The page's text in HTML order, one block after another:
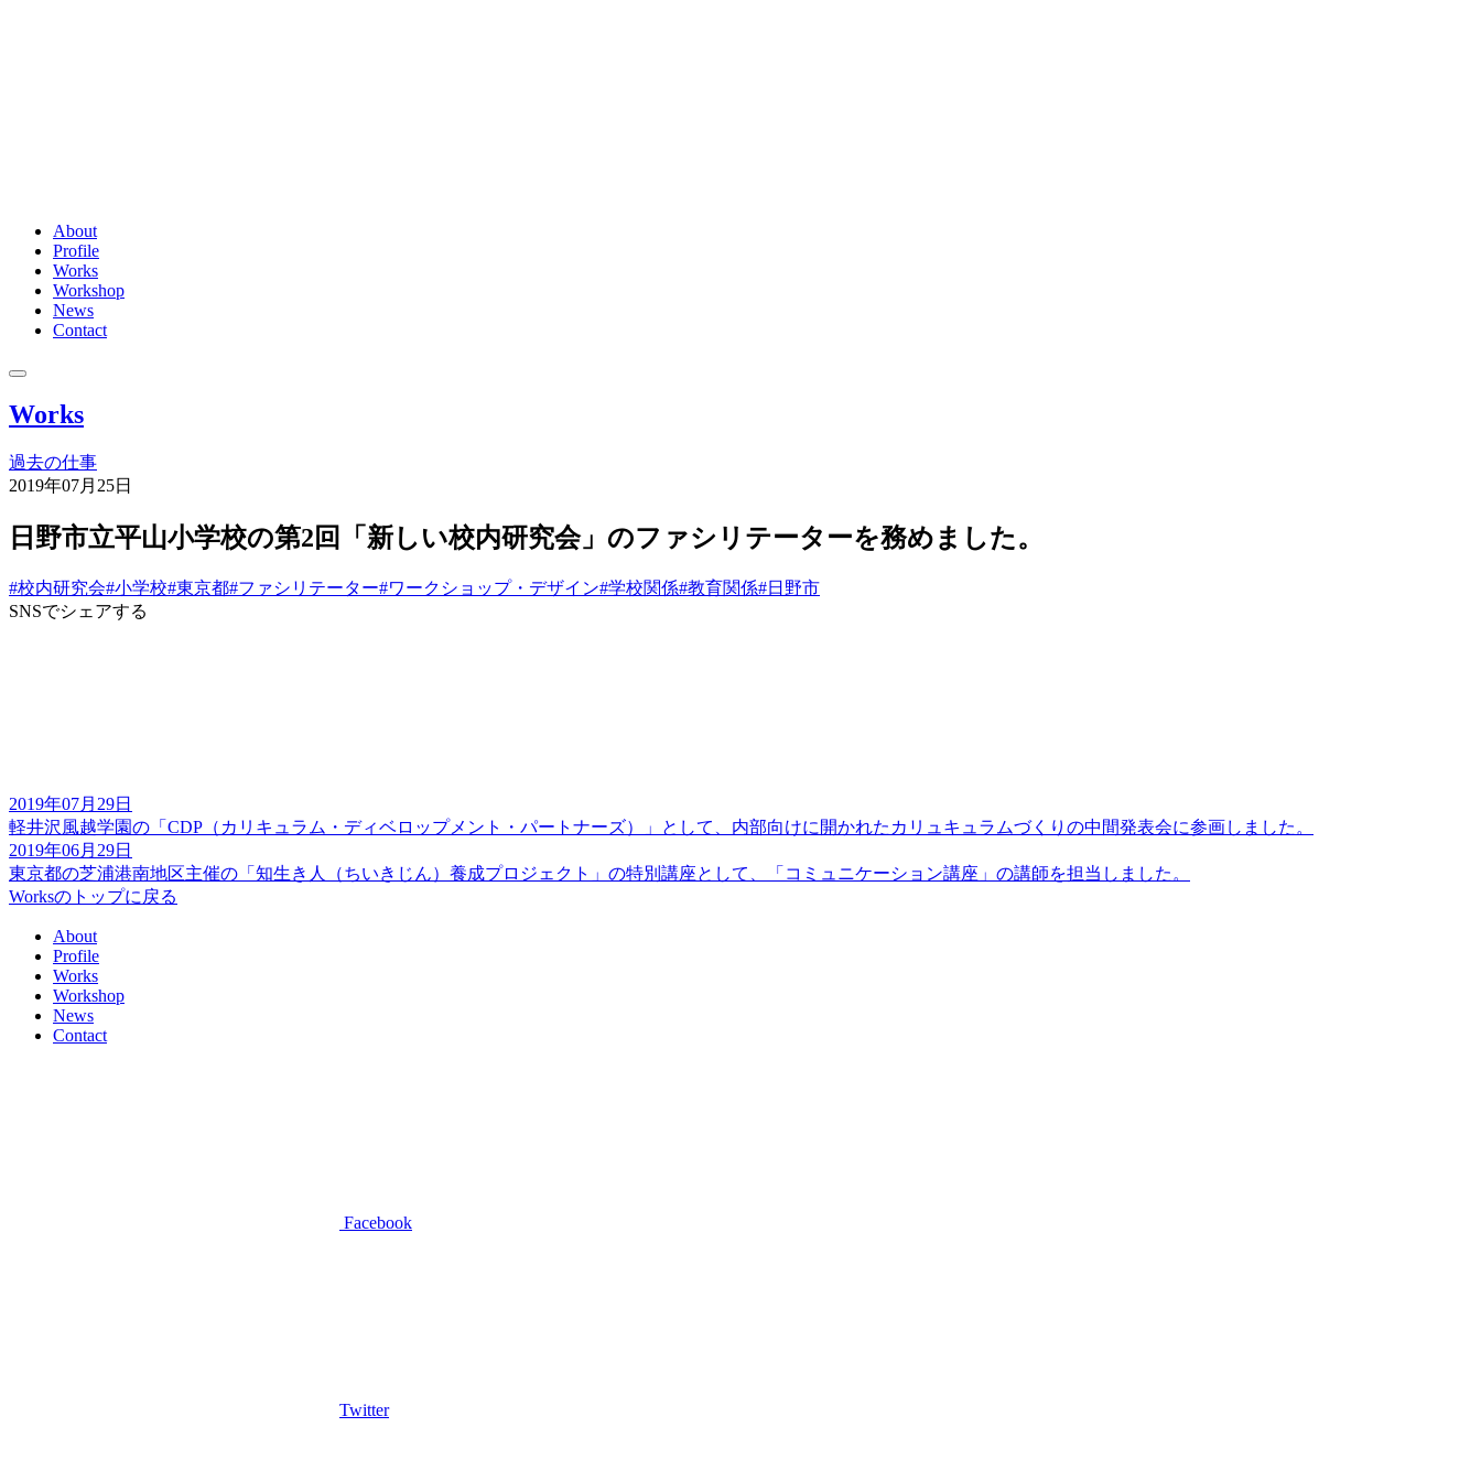
About
Profile
Works
Workshop
News
Contact
Works
過去の仕事
2019年07月25日
日野市立平山小学校の第2回「新しい校内研究会」のファシリテーターを務めました。
#校内研究会#小学校#東京都#ファシリテーター#ワークショップ・デザイン#学校関係#教育関係#日野市
SNSでシェアする
2019年07月29日
軽井沢風越学園の「CDP（カリキュラム・ディベロップメント・パートナーズ）」として、内部向けに開かれたカリュキュラムづくりの中間発表会に参画しました。
2019年06月29日
東京都の芝浦港南地区主催の「知生き人（ちいきじん）養成プロジェクト」の特別講座として、「コミュニケーション講座」の講師を担当しました。
Worksのトップに戻る
About
Profile
Works
Workshop
News
Contact
Facebook
Twitter